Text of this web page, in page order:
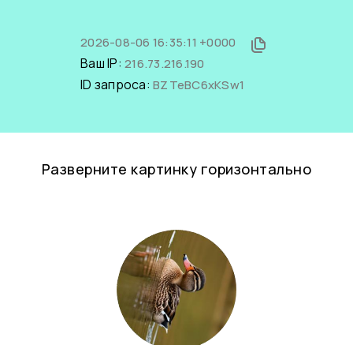
2026-08-06 16:35:11 +0000
Ваш IP: 216.73.216.190
ID запроса: BZTeBC6xKSw1
Разверните картинку горизонтально